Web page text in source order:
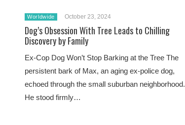
Worldwide October 23, 2024
Dog’s Obsession With Tree Leads to Chilling
Discovery by Family
Ex-Cop Dog Won’t Stop Barking at the Tree The
persistent bark of Max, an aging ex-police dog,
echoed through the small suburban neighborhood.
He stood firmly…